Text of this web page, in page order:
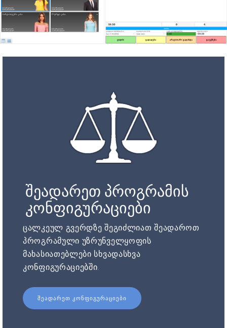
შეადარეთ პროგრამის
კონფიგურაციები
ცალკეულ გვერდზე შეგიძლიათ შეადაროთ
პროგრამული უზრუნველყოფის
მახასიათებლები სხვადასხვა
კონფიგურაციებში.
ᲨᲔᲐᲓᲐᲠᲔᲗ ᲙᲝᲜᲤᲘᲒᲣᲠᲐᲪᲘᲔᲑᲘ